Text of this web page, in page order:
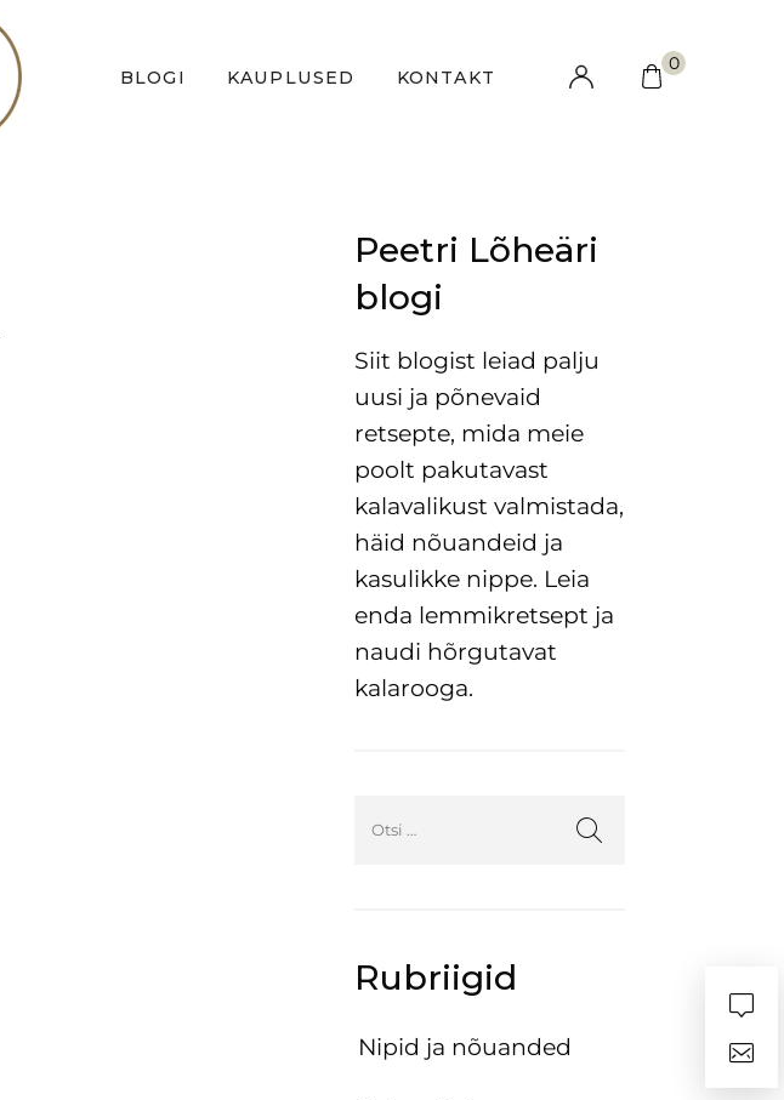
BLOGI KAUPLUSED KONTAKT
0
Peetri Lõheäri
blogi
Siit blogist leiad palju
uusi ja põnevaid
retsepte, mida meie
poolt pakutavast
kalavalikust valmistada,
häid nõuandeid ja
kasulikke nippe. Leia
enda lemmikretsept ja
naudi hõrgutavat
kalarooga.
Rubriigid
Nipid ja nõuanded